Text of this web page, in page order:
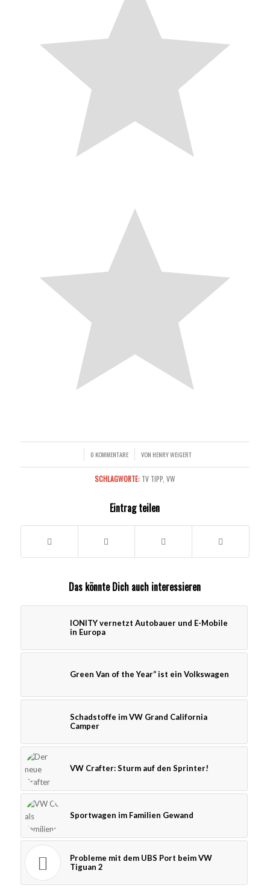
0 KOMMENTARE
/ VON HENRY WEIGERT
SCHLAGWORTE: TV TIPP, VW
Eintrag teilen
Das könnte Dich auch interessieren
IONITY vernetzt Autobauer und E-Mobile
in Europa
Green Van of the Year“ ist ein Volkswagen
Schadstoffe im VW Grand California
Camper
VW Crafter: Sturm auf den Sprinter!
Sportwagen im Familien Gewand
Probleme mit dem UBS Port beim VW
Tiguan 2